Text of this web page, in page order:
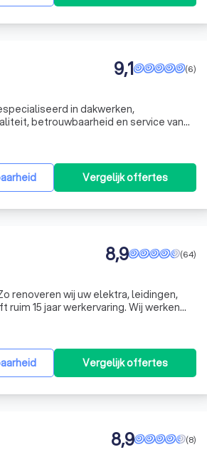
(6)
9,1
in dakwerken,
betrouwbaarheid en service van
Vergelijk offertes
(64)
8,9
renoveren wij uw elektra, leidingen,
15 jaar werkervaring. Wij werken
opgevolgd door de 2 zaakv
Vergelijk offertes
(8)
8,9